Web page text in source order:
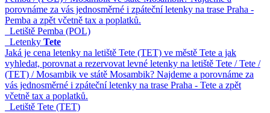
porovnáme za vás jednosměrné i zpáteční letenky na trase Praha -
Pemba a zpět včetně tax a poplatků.
Letiště Pemba (POL)
Letenky Tete
Jaká je cena letenky na letiště Tete (TET) ve městě Tete a jak
vyhledat, porovnat a rezervovat levné letenky na letiště Tete / Tete /
(TET) / Mosambik ve státě Mosambik? Najdeme a porovnáme za
vás jednosměrné i zpáteční letenky na trase Praha - Tete a zpět
včetně tax a poplatků.
Letiště Tete (TET)